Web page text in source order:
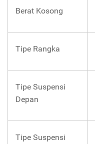
Berat Kosong
Tipe Rangka
Tipe Suspensi
Depan
Tipe Suspensi